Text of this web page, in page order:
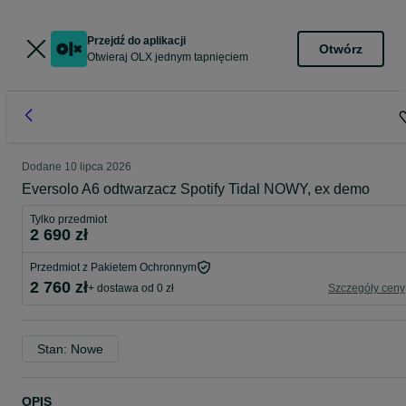
Przejdź do aplikacji
Otwieraj OLX jednym tapnięciem
Otwórz
Dodane 10 lipca 2026
Eversolo A6 odtwarzacz Spotify Tidal NOWY, ex demo
Tylko przedmiot
2 690 zł
Przedmiot z Pakietem Ochronnym
2 760 zł+ dostawa od 0 zł Szczegóły ceny
Stan: Nowe
OPIS